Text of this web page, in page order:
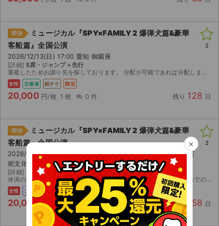
即決
ミュージカル『SPY×FAMILY 2 爆弾犬篇&豪華
客船篇』全国公演
2026/12/13(日) 17:00 愛知 御園座
[詳細] S席・ジャンプ＋先行
重複したためお譲り先を探しております。 分配が可能であれば分配します。
女性 主催者 紙チケ 郵送
20,000 円/枚 1 枚 0 件 残り 128 日
2
即決
ミュージカル『SPY×FAMILY 2 爆弾犬篇&豪華
客船篇』全国公演
2026/10/04(日) 17:45 東京 東京建物 Brillia HALL（豊島区立芸
術文化劇場）
[詳細] S席 座席未定
休演の際は、手数料を除いて返金をする予定ですが、それ以外の都合でのキャンセル、返金はお受け出来かねます。
女性 コンビニ
20,000 円/枚 1 枚 0 件 残り 58 日
2
×